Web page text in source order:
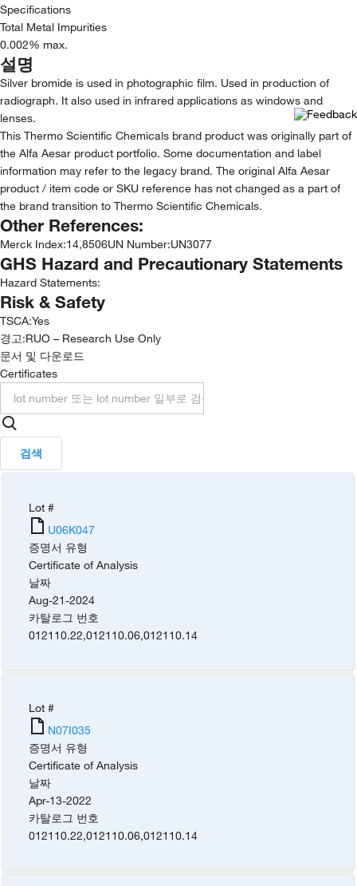
Specifications
Total Metal Impurities
0.002% max.
설명
Silver bromide is used in photographic film. Used in production of
radiograph. It also used in infrared applications as windows and
lenses.
This Thermo Scientific Chemicals brand product was originally part of
the Alfa Aesar product portfolio. Some documentation and label
information may refer to the legacy brand. The original Alfa Aesar
product / item code or SKU reference has not changed as a part of
the brand transition to Thermo Scientific Chemicals.
Other References:
Merck Index:14,8506UN Number:UN3077
GHS Hazard and Precautionary Statements
Hazard Statements:
Risk & Safety
TSCA:Yes
경고:RUO – Research Use Only
문서 및 다운로드
Certificates
검색
Lot #
U06K047
증명서 유형
Certificate of Analysis
날짜
Aug-21-2024
카탈로그 번호
012110.22,012110.06,012110.14
Lot #
N07I035
증명서 유형
Certificate of Analysis
날짜
Apr-13-2022
카탈로그 번호
012110.22,012110.06,012110.14